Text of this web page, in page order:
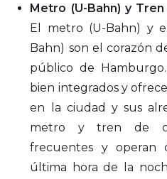
Metro (U-Bahn) y
El metro (U-Bahn) y
Bahn) son el corazón
público de
bien integrados y
en la ciudad y sus
metro y tren de
frecuentes y operan
última hora de la